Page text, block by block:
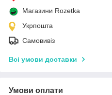
Магазини Rozetka
Укрпошта
Самовивіз
Всі умови доставки
Умови оплати